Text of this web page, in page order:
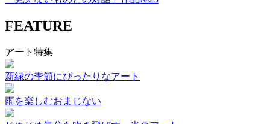
FEATURE
アート特集
新緑の季節にぴったりなアート
雨を楽しむおまじない